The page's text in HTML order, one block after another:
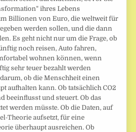
ihres Lebens
Billionen von Euro, die weltweit für
werden sollen, und die dann
Es geht nicht nur um die Frage, ob
noch reisen, Auto fahren,
wohnen können, wenn
sehr teuer bezahlt werden
ob die Menschheit einen
aufhalten kann. Ob tatsächlich CO2
beeinflusst und steuert. Ob das
werden müsste. Ob die Daten, auf
Theorie aufsetzt, für eine
überhaupt ausreichen. Ob